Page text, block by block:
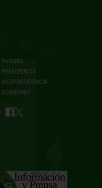
Portada
PRESIDENCIA
VICEPRESIDENCIA
GOBIERNO